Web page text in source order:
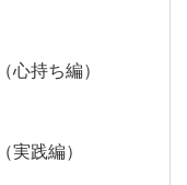
心持ち編）
実践編）